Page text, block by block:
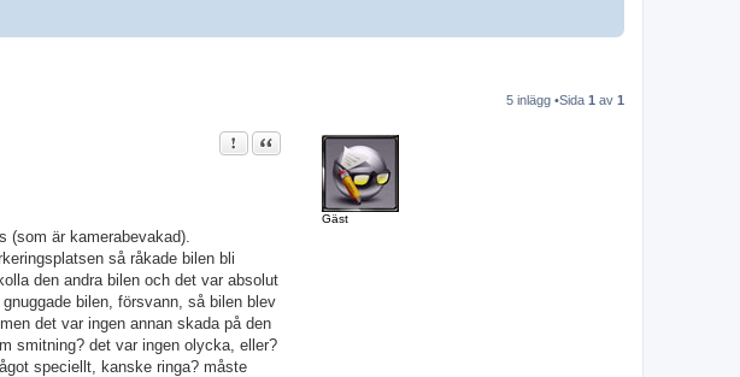
5 inlägg •Sida 1 av 1
Gäst
Rapportera detta inlägg
Citat
är kamerabevakad).
så råkade bilen bli
den andra bilen och det var absolut
bilen, försvann, så bilen blev
det var ingen annan skada på den
smitning? det var ingen olycka, eller?
speciellt, kanske ringa? måste